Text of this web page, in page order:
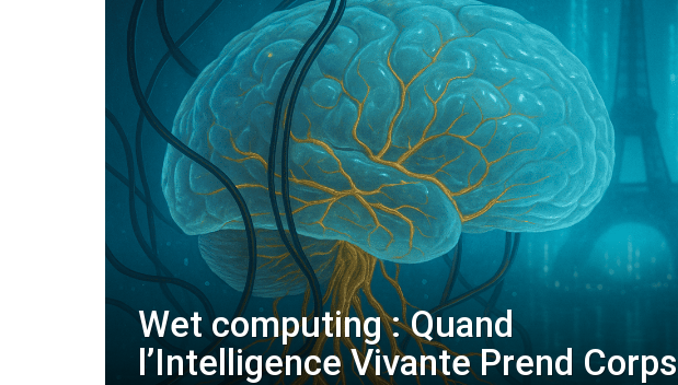
Wet computing : Quand
l’Intelligence Vivante Prend Corps